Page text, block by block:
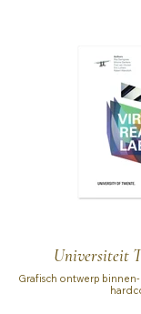
Universiteit
Grafisch ontwerp